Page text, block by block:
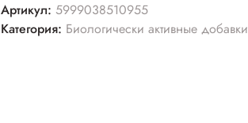
Артикул: 5999038510955
Категория: Биологически активные добавки